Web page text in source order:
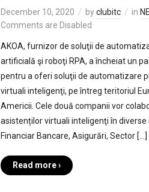
December 10, 2020 byclubitc in
Comments are Disabled
AKOA, furnizor de soluţii de
artificială şi roboţi RPA, a încheiat un
pentru a oferi soluţii de automatizare
virtuali inteligenţi, pe întreg teritoriul
Americii. Cele două companii vor
asistenților virtuali inteligenţi în
Financiar Bancare, Asigurări, Sector […]
Read more ›